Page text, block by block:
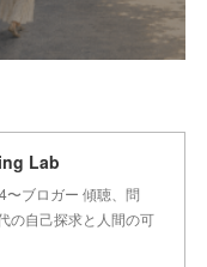
Lab
ブロガー 傾聴、問
の自己探求と人間の可